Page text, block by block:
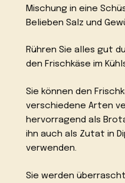
Mischung in eine
Belieben Salz und
Rühren Sie alles gut
den Frischkäse im
Sie können den
verschiedene Arten
hervorragend als
ihn auch als Zutat in
verwenden.
Sie werden